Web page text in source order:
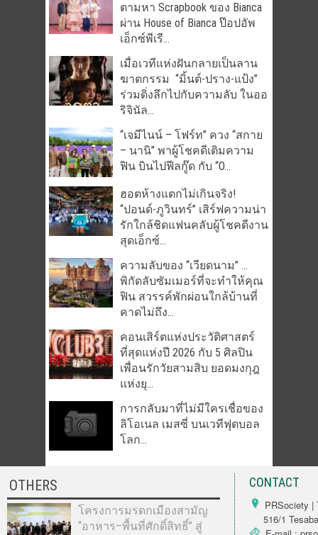
ตามหา Scrapbook ของ Bianca
ผ่าน House of Bianca ป๊อปอัพ
เอ็กซ์พีเรี...
เมื่อเวทีแห่งฝันกลายเป็นลาน
ฆาตกรรม “มิ้นต์-ปราง-แป้ง”
ร่วมดิ่งลึกไปกับความลับ ในออ
ริจินัล...
“เจมีไนน์ – โฟร์ท” ควง “สกาย
– นานิ” พาผู้โชคดีเติมความ
ฟิน บินไปฟีลกู๊ด กับ “O...
ฮอตห้างแตกไม่เกินจริง!
“ปอนด์-ภูวินทร์” เสิร์ฟความน่า
รักใกล้ชิดแฟนคลับผู้โชคดีงาน
สุดเอ็กซ์...
ความลับของ “เวียดนาม” …
พิกัดลับซัมเมอร์ที่จะทำให้คุณ
ฟิน สวรรค์พักผ่อนใกล้บ้านที่
คาดไม่ถึง...
คอนเสิร์ตแห่งประวัติศาสตร์
ที่สุดแห่งปี 2026 กับ 5 ศิลปิน
เพื่อนรักวัยสามสิบ ยอดมงกุฎ
แห่งยุ...
การกลับมาที่ไม่มีใครเชื่อของ
ลิโอเนล เมสซี่ บนเวทีฟุตบอล
โลก...
OTHERS
โครงการมรดกเมืองสามัญ
“อาหาร–พื้นที่ศักดิ์สิทธิ์” สู่
CONTACT
PRSociety |
516/1